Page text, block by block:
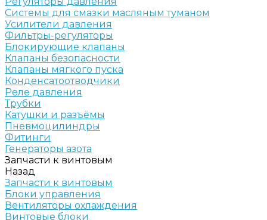
Системы для смазки масляным туманом
Усилители давления
Фильтры-регуляторы
Блокирующие клапаны
Клапаны безопасности
Клапаны мягкого пуска
Конденсатоотводчики
Реле давления
Трубки
Катушки и разъёмы
Пневмоцилиндры
Фитинги
Генераторы азота
Запчасти к винтовым
Назад
Запчасти к винтовым
Блоки управления
Вентиляторы охлаждения
Винтовые блоки